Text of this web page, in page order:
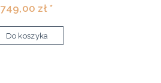
749,00 zł *
Do koszyka